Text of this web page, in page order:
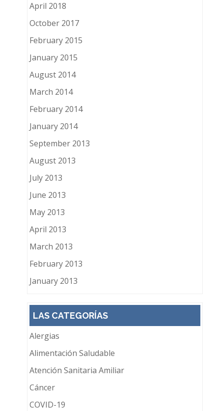
April 2018
October 2017
February 2015
January 2015
August 2014
March 2014
February 2014
January 2014
September 2013
August 2013
July 2013
June 2013
May 2013
April 2013
March 2013
February 2013
January 2013
LAS CATEGORÍAS
Alergias
Alimentación Saludable
Atención Sanitaria Amiliar
Cáncer
COVID-19